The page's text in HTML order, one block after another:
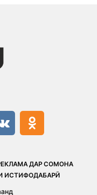
ДАР СОМОНА
ИСТИФОДАБАРӢ